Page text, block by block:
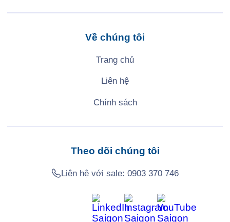
Về chúng tôi
Trang chủ
Liên hệ
Chính sách
Theo dõi chúng tôi
Liên hệ với sale:0903 370 746